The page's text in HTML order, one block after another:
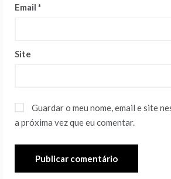
Email *
Site
Guardar o meu nome, email e site
a próxima vez que eu comentar.